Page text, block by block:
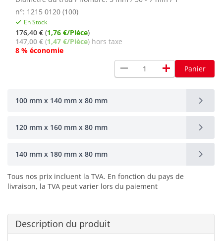
n°: 1215 0120 (100)
En Stock
176,40 € (1,76 €/Pièce)
147,00 € (1,47 €/Pièce) hors taxe
8 % économie
remove add Panier
100 mm x 140 mm x 80 mm
120 mm x 160 mm x 80 mm
140 mm x 180 mm x 80 mm
Tous nos prix incluent la TVA. En fonction du pays de
livraison, la TVA peut varier lors du paiement
Description du produit